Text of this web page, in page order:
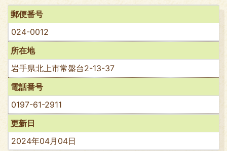
郵便番号
024-0012
所在地
岩手県北上市常盤台2-13-37
電話番号
0197-61-2911
更新日
2024年04月04日